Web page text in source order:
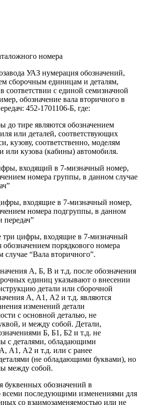
номера
УАЗ нумерация обозначений,
сборочным единицам и деталям,
соответствии с единой семизначной
обозначение вала вторичного в
452-1701106-Б, где:
до тире являются обозначением
или деталей, соответствующих
кузову, соответственно, моделям
или кузова (кабины) автомобиля.
входящий в 7-мизначный номер,
номера группы, в данном случае
входящие в 7-мизначный номер,
номера подгруппы, в данном
передач”
три цифры, входящие в 7-мизначный
обозначением порядкового номера
случае “Вала вторичного”.
А, Б, В и т.д. после обозначения
единиц указывают о внесении
детали или сборочной
А, А1, А2 и т.д. являются
изменений детали
с основной деталью, не
и между собой. Детали,
Б, Б1, Б2 и т.д. не
с деталями, обладающими
А1, А2 и т.д. или с ранее
(не обладающими буквами), но
между собой.
буквенных обозначений в
всеми последующими изменениями для
со взаимозаменяемостью или не